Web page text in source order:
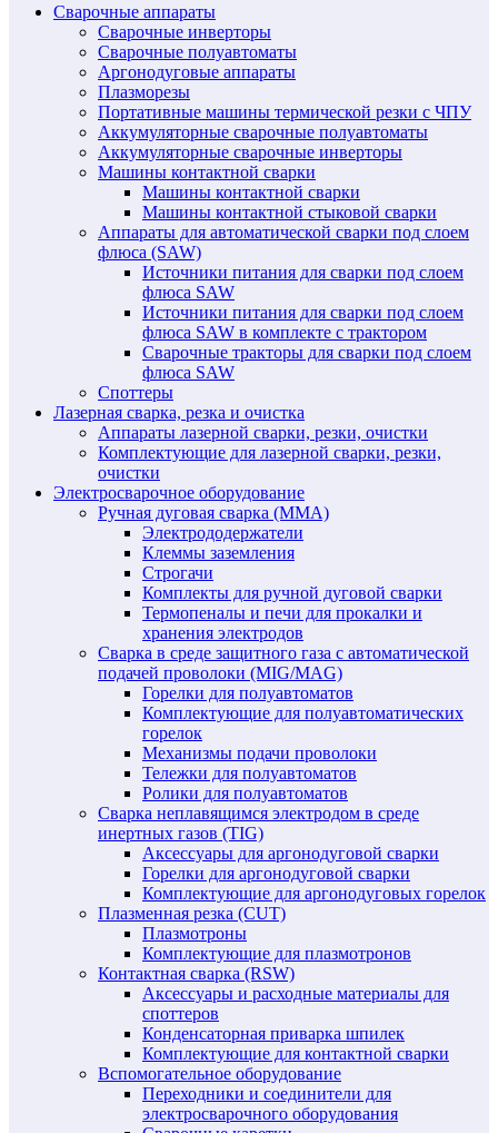
Сварочные аппараты
Сварочные инверторы
Сварочные полуавтоматы
Аргонодуговые аппараты
Плазморезы
Портативные машины термической резки с ЧПУ
Аккумуляторные сварочные полуавтоматы
Аккумуляторные сварочные инверторы
Машины контактной сварки
Машины контактной сварки
Машины контактной стыковой сварки
Аппараты для автоматической сварки под слоем
флюса (SAW)
Источники питания для сварки под слоем
флюса SAW
Источники питания для сварки под слоем
флюса SAW в комплекте с трактором
Сварочные тракторы для сварки под слоем
флюса SAW
Споттеры
Лазерная сварка, резка и очистка
Аппараты лазерной сварки, резки, очистки
Комплектующие для лазерной сварки, резки,
очистки
Электросварочное оборудование
Ручная дуговая сварка (MMA)
Электрододержатели
Клеммы заземления
Строгачи
Комплекты для ручной дуговой сварки
Термопеналы и печи для прокалки и
хранения электродов
Сварка в среде защитного газа с автоматической
подачей проволоки (MIG/MAG)
Горелки для полуавтоматов
Комплектующие для полуавтоматических
горелок
Механизмы подачи проволоки
Тележки для полуавтоматов
Ролики для полуавтоматов
Сварка неплавящимся электродом в среде
инертных газов (TIG)
Аксессуары для аргонодуговой сварки
Горелки для аргонодуговой сварки
Комплектующие для аргонодуговых горелок
Плазменная резка (CUT)
Плазмотроны
Комплектующие для плазмотронов
Контактная сварка (RSW)
Аксессуары и расходные материалы для
споттеров
Конденсаторная приварка шпилек
Комплектующие для контактной сварки
Вспомогательное оборудование
Переходники и соединители для
электросварочного оборудования